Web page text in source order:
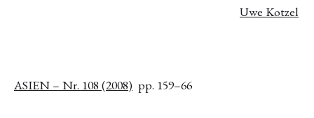
Uwe Kotzel
ASIEN – Nr. 108 (2008) pp. 159–66